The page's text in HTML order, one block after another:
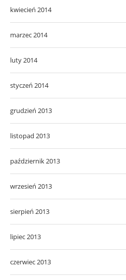
kwiecień 2014
marzec 2014
luty 2014
styczeń 2014
grudzień 2013
listopad 2013
październik 2013
wrzesień 2013
sierpień 2013
lipiec 2013
czerwiec 2013